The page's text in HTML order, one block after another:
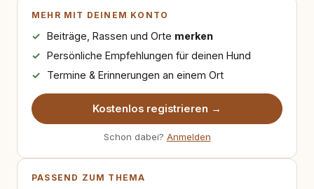
MEHR MIT DEINEM KONTO
Beiträge, Rassen und Orte merken
Persönliche Empfehlungen für deinen Hund
Termine & Erinnerungen an einem Ort
Kostenlos registrieren →
Schon dabei? Anmelden
PASSEND ZUM THEMA